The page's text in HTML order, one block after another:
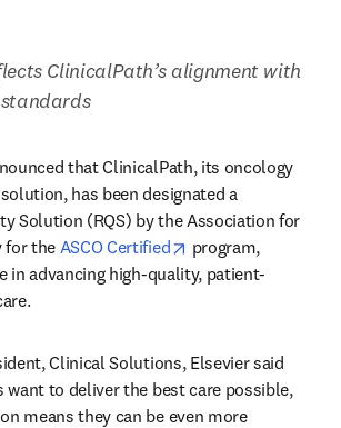
ClinicalPath’s alignment with
that ClinicalPath, its oncology
has been designated a
Solution (RQS) by the Association for
for the ASCO Certified opens in new tab/
program,
in advancing high-quality, patient-
Clinical Solutions, Elsevier said
want to deliver the best care possible,
means they can be even more